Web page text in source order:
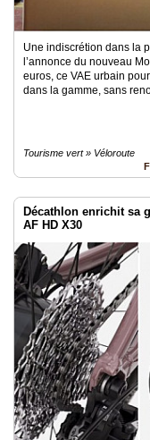
Accès
éditeur
Une indiscrétion dans la
l’annonce du nouveau
euros, ce VAE urbain
dans la gamme, sans
Tourisme vert » Véloroute
Décathlon enrichit sa
AF HD X30